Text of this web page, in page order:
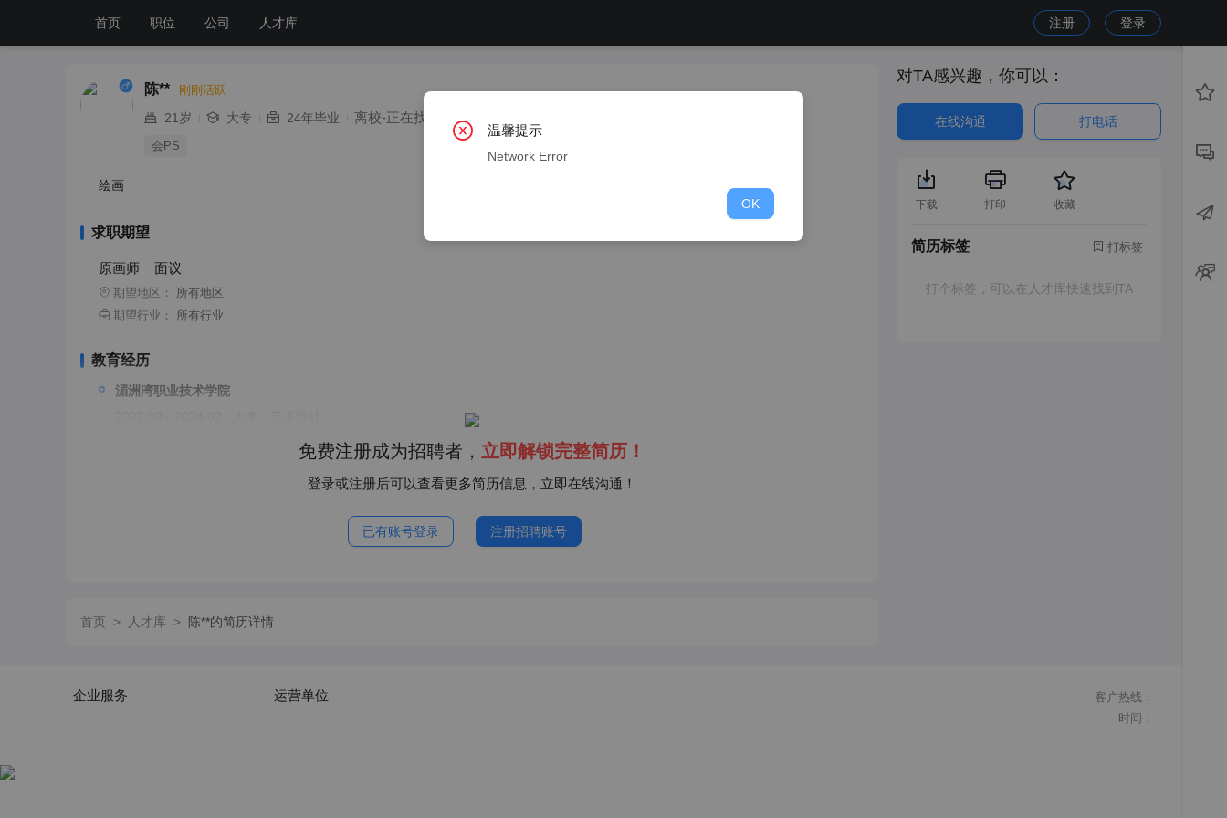
首页 职位 公司 人才库 注册 登录
陈** 刚刚活跃
21岁 大专 24年毕业 离校-正在找工作
会PS
绘画
求职期望
原画师 面议
期望地区： 所有地区
期望行业： 所有行业
教育经历
湄洲湾职业技术学院
免费注册成为招聘者， 立即解锁完整简历！
登录或注册后可以查看更多简历信息，立即在线沟通！
已有账号登录 注册招聘账号
首页 > 人才库 > 陈**的简历详情
对TA感兴趣，你可以：
在线沟通 打电话
下载 打印 收藏
简历标签 打标签
打个标签，可以在人才库快速找到TA
企业服务 运营单位
客户热线：
时间：
温馨提示
Network Error
OK